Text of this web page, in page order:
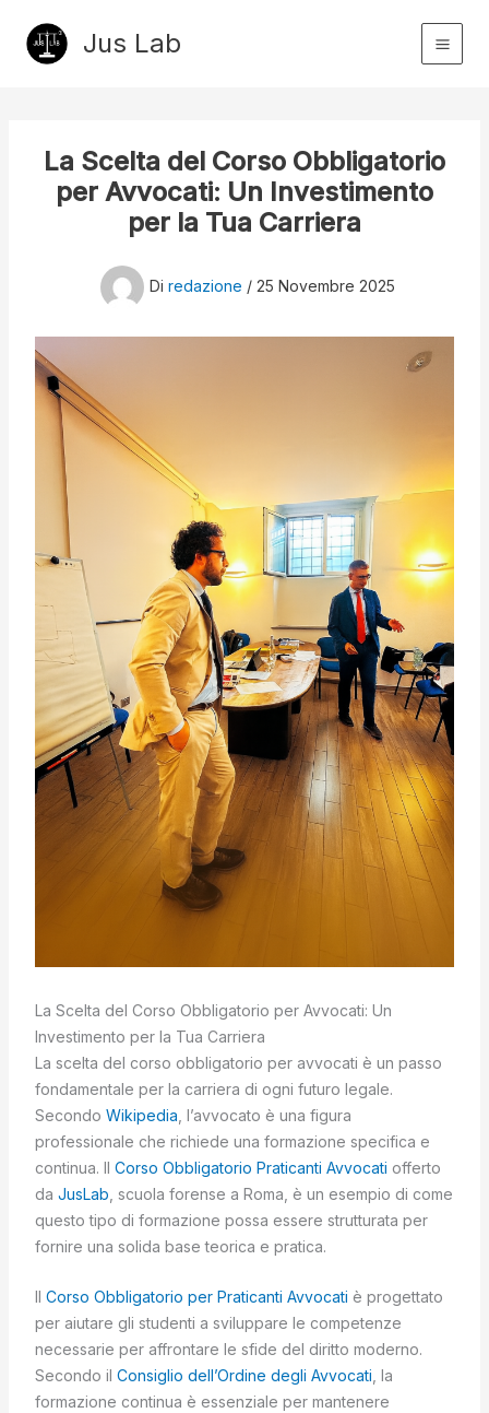
contenuto
Jus Lab
La Scelta del Corso Obbligatorio
per Avvocati: Un Investimento
per la Tua Carriera
Di redazione / 25 Novembre 2025
La Scelta del Corso Obbligatorio per Avvocati: Un
Investimento per la Tua Carriera
La scelta del corso obbligatorio per avvocati è un passo
fondamentale per la carriera di ogni futuro legale.
Secondo Wikipedia , l’avvocato è una figura
professionale che richiede una formazione specifica e
continua. Il Corso Obbligatorio Praticanti Avvocati offerto
da JusLab , scuola forense a Roma, è un esempio di come
questo tipo di formazione possa essere strutturata per
fornire una solida base teorica e pratica.
Corso Obbligatorio per Praticanti Avvocati è progettato
per aiutare gli studenti a sviluppare le competenze
necessarie per affrontare le sfide del diritto moderno.
Secondo il Consiglio dell’Ordine degli Avvocati, la
formazione continua è essenziale per mantenere